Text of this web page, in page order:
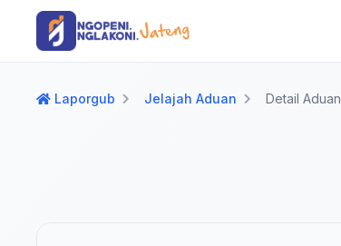
Langsung ke konten utama
Langsung ke navigasi
Laporgub Jelajah Aduan Detail Aduan